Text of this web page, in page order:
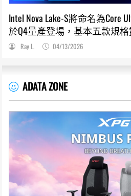
Intel Nova Lake-S將命名為Core
於Q4量產登場，基本五款規
Ray L. 04/13/2026
ADATA ZONE